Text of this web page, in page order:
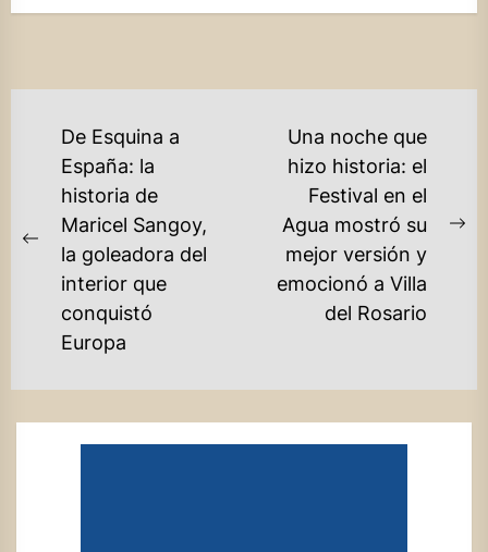
NAVEGACIÓN
ENTRADAS
Previous
post:
De Esquina a
España: la
historia de
Maricel Sangoy,
la goleadora del
interior que
conquistó
Europa
Una noche que
hizo historia: el
Festival en el
Agua mostró su
mejor versión y
emocionó a Villa
del Rosario